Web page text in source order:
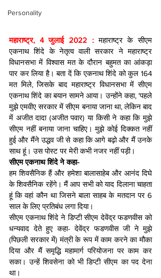
Personality
महाराष्ट्र, 4 जुलाई 2022 : महाराष्ट्र के सीएम
एकनाथ शिंदे के नेतृत्व वाली सरकार ने महाराष्ट्र
विधानसभा में विश्वास मत के दौरान बहुमत का आंकड़ा
पार कर लिया है। बता दें कि एकनाथ शिंदे को कुल 164
मत मिले, जिसके बाद महाराष्ट्र विधानसभा में सीएम
एकनाथ शिंदे का बयान सामने आया। उन्होंने कहा, 'पहले
मुझे एमवीए सरकार में सीएम बनाया जाना था, लेकिन बाद
में अजीत दादा (अजीत पवार) या किसी ने कहा कि मुझे
सीएम नहीं बनाया जाना चाहिए। मुझे कोई दिक्कत नहीं
हुई और मैंने उद्धव जी से कहा कि आगे बढ़ो और मैं उनके
साथ हूं। उस पोस्ट पर मेरी कभी नजर नहीं पड़ी।
सीएम एकनाथ शिंदे ने कहा-
हम शिवसैनिक हैं और हमेशा बालासाहेब और आनंद दिघे
के शिवसैनिक रहेंगे। मैं आप सभी को याद दिलाना चाहता
हूं कि वहां कौन था जिसने बाला साहब के मतदान पर 6
साल के लिए प्रतिबंध लगा दिया।
सीएम एकनाथ शिंदे ने डिप्टी सीएम देवेंद्र फडणवीस को
धन्यवाद देते हुए कहा- देवेंद्र फडणवीस जी ने मुझे
(पिछली सरकार में) मंत्री के रूप में काम करने का मौका
दिया और मैं समृद्धि महामार्ग परियोजना पर काम कर
सका। उन्हें शिवसेना को भी डिप्टी सीएम का पद देना
था।